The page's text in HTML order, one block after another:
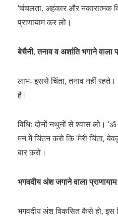
‘चंचलता, अहंकार और नकारात्मक
प्राणायाम कर लो।
बेचैनी, तनाव व अशांति भगाने वाला
लाभः इससे चिंता, तनाव नहीं
है।
विधिः दोनों नथुनों से श्वास लो।
मन में चिंतन करो कि ‘मेरी चिंता,
बार करो।
भगवदीय अंश जगाने वाला प्राणायाम
भगवदीय अंश विकसित कैसे हो, इस